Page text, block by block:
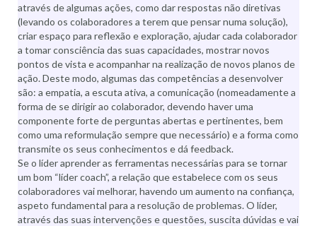
através de algumas ações, como dar respostas não diretivas
(levando os colaboradores a terem que pensar numa solução),
criar espaço para reflexão e exploração, ajudar cada colaborador
a tomar consciência das suas capacidades, mostrar novos
pontos de vista e acompanhar na realização de novos planos de
ação. Deste modo, algumas das competências a desenvolver
são: a empatia, a escuta ativa, a comunicação (nomeadamente a
forma de se dirigir ao colaborador, devendo haver uma
componente forte de perguntas abertas e pertinentes, bem
como uma reformulação sempre que necessário) e a forma como
transmite os seus conhecimentos e dá feedback.
Se o líder aprender as ferramentas necessárias para se tornar
um bom “líder coach”, a relação que estabelece com os seus
colaboradores vai melhorar, havendo um aumento na confiança,
aspeto fundamental para a resolução de problemas. O líder,
através das suas intervenções e questões, suscita dúvidas e vai